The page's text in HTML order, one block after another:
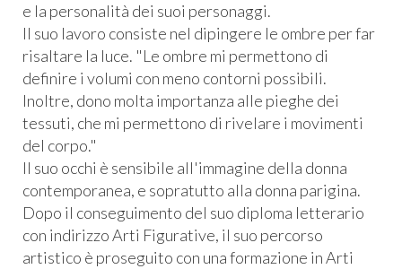
e la personalità dei suoi personaggi.
Il suo lavoro consiste nel dipingere le ombre per far
risaltare la luce. "Le ombre mi permettono di
definire i volumi con meno contorni possibili.
Inoltre, dono molta importanza alle pieghe dei
tessuti, che mi permettono di rivelare i movimenti
del corpo."
Il suo occhi è sensibile all'immagine della donna
contemporanea, e sopratutto alla donna parigina.
Dopo il conseguimento del suo diploma letterario
con indirizzo Arti Figurative, il suo percorso
artistico è proseguito con una formazione in Arti